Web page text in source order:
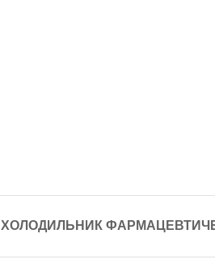
ХОЛОДИЛЬНИК